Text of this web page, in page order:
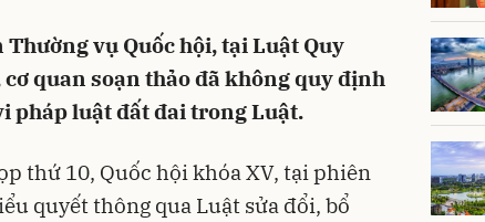
vụ Quốc hội, tại Luật Quy
quan soạn thảo đã không quy định
pháp luật đất đai trong Luật.
thứ 10, Quốc hội khóa XV, tại phiên
quyết thông qua Luật sửa đổi, bổ